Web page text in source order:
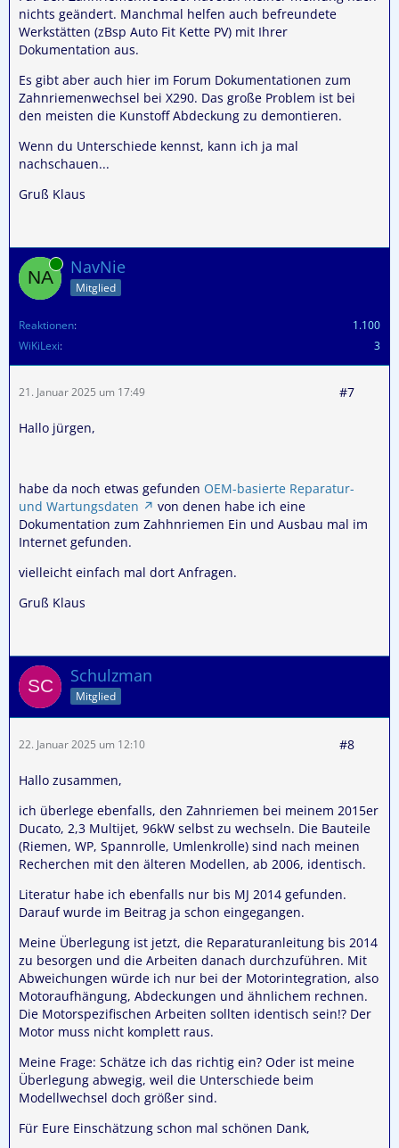
nichts geändert. Manchmal helfen auch befreundete
Werkstätten (zBsp Auto Fit Kette PV) mit Ihrer
Dokumentation aus.
Es gibt aber auch hier im Forum Dokumentationen zum
Zahnriemenwechsel bei X290. Das große Problem ist bei
den meisten die Kunstoff Abdeckung zu demontieren.
Wenn du Unterschiede kennst, kann ich ja mal
nachschauen...
Gruß Klaus
Online NavNie
Mitglied
Reaktionen
1.100
WiKiLexi
3
21. Januar 2025 um 17:49 #7
Hallo jürgen,
habe da noch etwas gefunden OEM-basierte Reparatur-
und Wartungsdaten
von denen habe ich eine
Dokumentation zum Zahhnriemen Ein und Ausbau mal im
Internet gefunden.
vielleicht einfach mal dort Anfragen.
Gruß Klaus
Schulzman
Mitglied
22. Januar 2025 um 12:10 #8
Hallo zusammen,
ich überlege ebenfalls, den Zahnriemen bei meinem 2015er
Ducato, 2,3 Multijet, 96kW selbst zu wechseln. Die Bauteile
(Riemen, WP, Spannrolle, Umlenkrolle) sind nach meinen
Recherchen mit den älteren Modellen, ab 2006, identisch.
Literatur habe ich ebenfalls nur bis MJ 2014 gefunden.
Darauf wurde im Beitrag ja schon eingegangen.
Meine Überlegung ist jetzt, die Reparaturanleitung bis 2014
zu besorgen und die Arbeiten danach durchzuführen. Mit
Abweichungen würde ich nur bei der Motorintegration, also
Motoraufhängung, Abdeckungen und ähnlichem rechnen.
Die Motorspezifischen Arbeiten sollten identisch sein!? Der
Motor muss nicht komplett raus.
Meine Frage: Schätze ich das richtig ein? Oder ist meine
Überlegung abwegig, weil die Unterschiede beim
Modellwechsel doch größer sind.
Für Eure Einschätzung schon mal schönen Dank,